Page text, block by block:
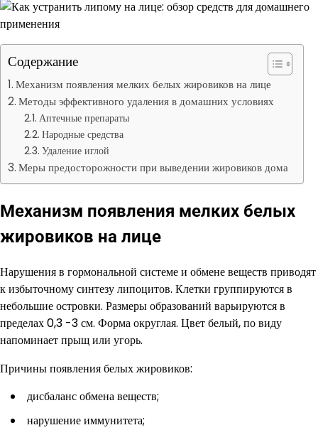
Содержание
Механизм появления мелких белых жировиков на лице
Методы эффективного удаления в домашних условиях
Аптечные препараты
Народные средства
Удаление иглой
Меры предосторожности при выведении жировиков дома
Механизм появления мелких белых
жировиков на лице
Нарушения в гормональной системе и обмене веществ приводят
к избыточному синтезу липоцитов. Клетки группируются в
небольшие островки. Размеры образований варьируются в
пределах 0,3 -3 см. Форма округлая. Цвет белый, по виду
напоминает прыщ или угорь.
Причины появления белых жировиков:
дисбаланс обмена веществ;
нарушение иммунитета;